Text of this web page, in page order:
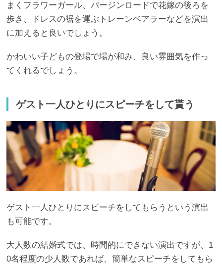
まくフラワーガール、バージンロードで花嫁の後ろを
歩き、ドレスの裾を運ぶトレーンベアラーなどを演出
に加えると良いでしょう。
かわいい子どもの登場で場が和み、良い雰囲気を作っ
てくれるでしょう。
ゲスト一人ひとりにスピーチをして貰う
ゲスト一人ひとりにスピーチをしてもらうという演出
も可能です。
大人数の結婚式では、時間的にできない演出ですが、1
0名程度の少人数であれば、簡単なスピーチをしてもら